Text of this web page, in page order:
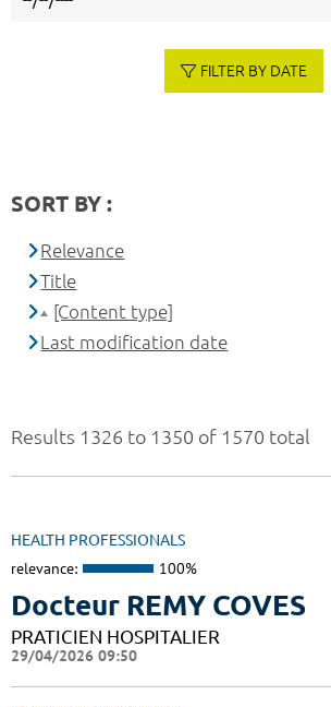
Results 1326 to 1350 of 1570 total
HEALTH PROFESSIONALS
relevance: 100%
Docteur REMY COVES
PRATICIEN HOSPITALIER
29/04/2026 09:50
FILTER BY DATE
SORT BY :
Relevance
Title
[Content type]
Last modification date